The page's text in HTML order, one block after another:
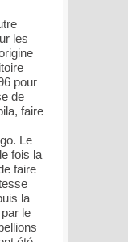
les
pour
de
faire
Le
fois la
faire
la
le